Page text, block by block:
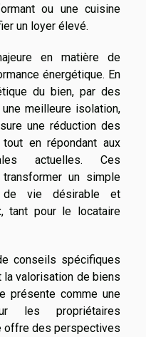
ou une cuisine
un loyer élevé.
en matière de
énergétique. En
du bien, par des
meilleure isolation,
une réduction des
en répondant aux
actuelles. Ces
un simple
de vie désirable et
tant pour le locataire
conseils spécifiques
valorisation de biens
présente comme une
les propriétaires
offre des perspectives